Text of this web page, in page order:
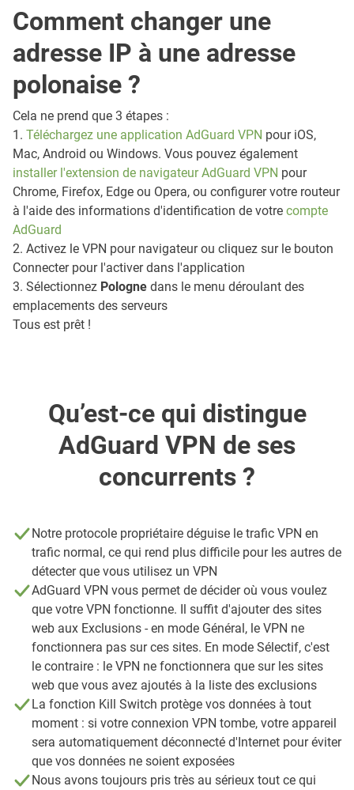
Comment changer une
adresse IP à une adresse
polonaise ?
Cela ne prend que 3 étapes :
1. Téléchargez une application AdGuard VPN pour iOS,
Mac, Android ou Windows. Vous pouvez également
installer l'extension de navigateur AdGuard VPN pour
Chrome, Firefox, Edge ou Opera, ou configurer votre routeur
à l'aide des informations d'identification de votre compte
AdGuard
2. Activez le VPN pour navigateur ou cliquez sur le bouton
Connecter pour l'activer dans l'application
3. Sélectionnez Pologne dans le menu déroulant des
emplacements des serveurs
Tous est prêt !
Qu’est-ce qui distingue
AdGuard VPN de ses
concurrents ?
Notre protocole propriétaire déguise le trafic VPN en
trafic normal, ce qui rend plus difficile pour les autres de
détecter que vous utilisez un VPN
AdGuard VPN vous permet de décider où vous voulez
que votre VPN fonctionne. Il suffit d'ajouter des sites
web aux Exclusions - en mode Général, le VPN ne
fonctionnera pas sur ces sites. En mode Sélectif, c'est
le contraire : le VPN ne fonctionnera que sur les sites
web que vous avez ajoutés à la liste des exclusions
La fonction Kill Switch protège vos données à tout
moment : si votre connexion VPN tombe, votre appareil
sera automatiquement déconnecté d'Internet pour éviter
que vos données ne soient exposées
Nous avons toujours pris très au sérieux tout ce qui